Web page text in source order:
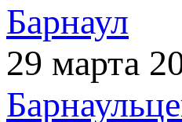
Барнаул
29 марта